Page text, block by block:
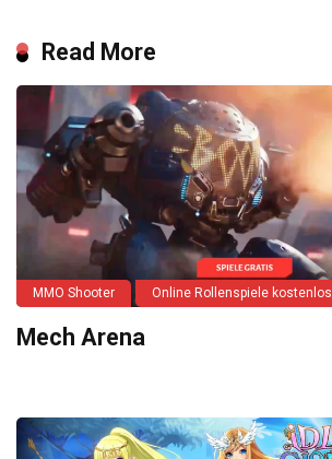
Read More
MMO Shooter Online Rollenspiele kostenlos
Mech Arena